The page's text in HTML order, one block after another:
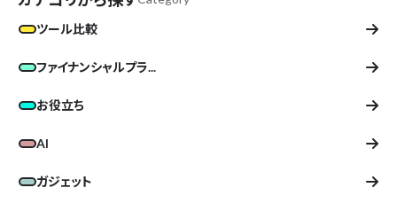
ツール比較
ファイナンシャルプラ...
お役立ち
AI
ガジェット